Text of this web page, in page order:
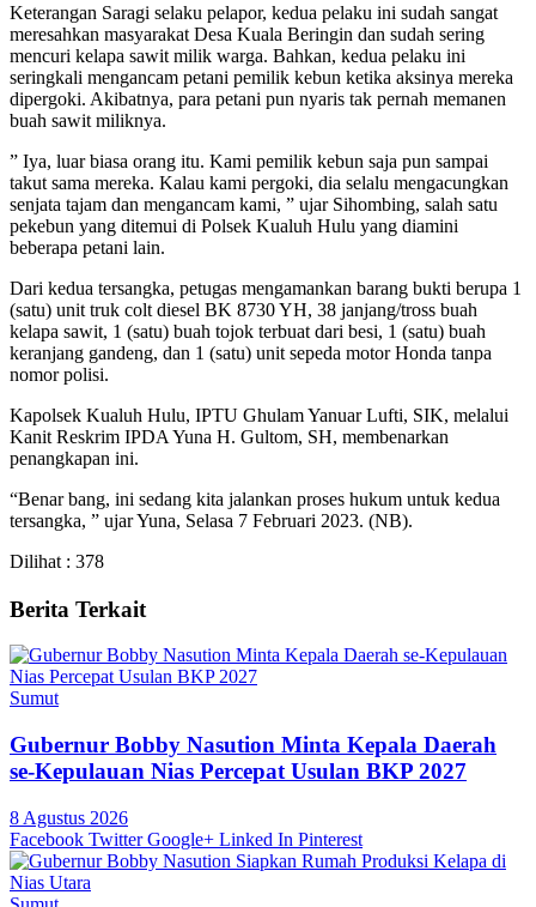
Keterangan Saragi selaku pelapor, kedua pelaku ini sudah sangat
meresahkan masyarakat Desa Kuala Beringin dan sudah sering
mencuri kelapa sawit milik warga. Bahkan, kedua pelaku ini
seringkali mengancam petani pemilik kebun ketika aksinya mereka
dipergoki. Akibatnya, para petani pun nyaris tak pernah memanen
buah sawit miliknya.
” Iya, luar biasa orang itu. Kami pemilik kebun saja pun sampai
takut sama mereka. Kalau kami pergoki, dia selalu mengacungkan
senjata tajam dan mengancam kami, ” ujar Sihombing, salah satu
pekebun yang ditemui di Polsek Kualuh Hulu yang diamini
beberapa petani lain.
Dari kedua tersangka, petugas mengamankan barang bukti berupa 1
(satu) unit truk colt diesel BK 8730 YH, 38 janjang/tross buah
kelapa sawit, 1 (satu) buah tojok terbuat dari besi, 1 (satu) buah
keranjang gandeng, dan 1 (satu) unit sepeda motor Honda tanpa
nomor polisi.
Kapolsek Kualuh Hulu, IPTU Ghulam Yanuar Lufti, SIK, melalui
Kanit Reskrim IPDA Yuna H. Gultom, SH, membenarkan
penangkapan ini.
“Benar bang, ini sedang kita jalankan proses hukum untuk kedua
tersangka, ” ujar Yuna, Selasa 7 Februari 2023. (NB).
Dilihat : 378
Berita Terkait
Sumut
Gubernur Bobby Nasution Minta Kepala Daerah
se-Kepulauan Nias Percepat Usulan BKP 2027
8 Agustus 2026
Facebook Twitter Google+ Linked In Pinterest